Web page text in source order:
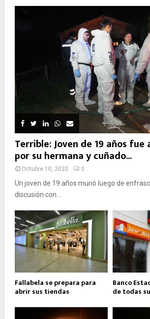
Terrible: Joven de 19 años fue
por su hermana y cuñado...
Octubre 10, 2020 0
Un joven de 19 años murió luego de
discusión con...
Fallabela se prepara para
abrir sus tiendas
Banco
de todas